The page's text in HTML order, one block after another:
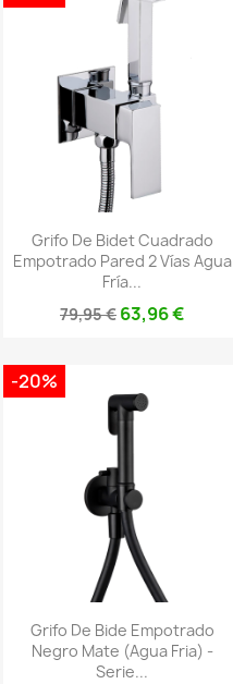
Grifo De Bidet Cuadrado
Empotrado Pared 2 Vías Agua
Fría...
79,95 € 63,96 €
Grifo De Bide Empotrado
Negro Mate (agua Fria) -
Serie...
-20%